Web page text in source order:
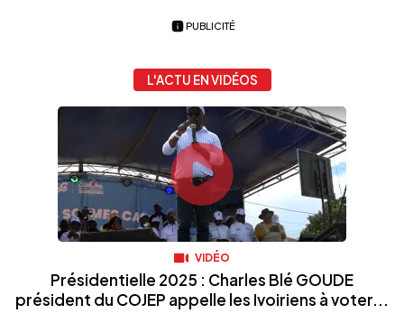
PUBLICITÉ
L'ACTU EN VIDÉOS
VIDÉO
Présidentielle 2025 : Charles Blé GOUDE
président du COJEP appelle les Ivoiriens à voter...